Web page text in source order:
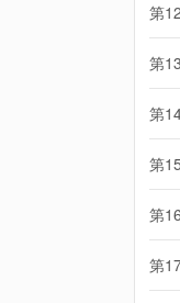
第
第
第
第
第
第